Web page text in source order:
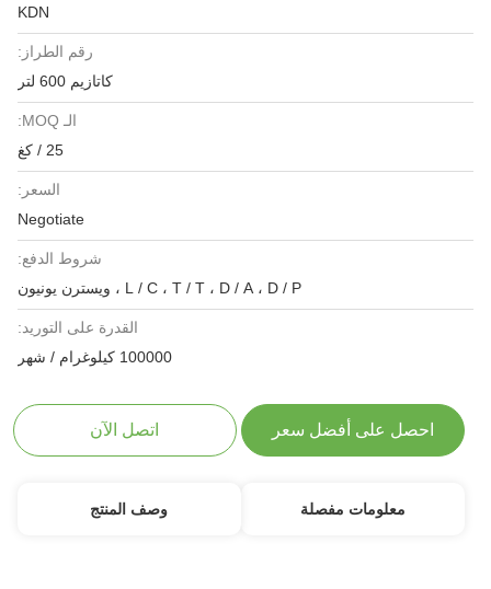
KDN
رقم الطراز:
كاتازيم 600 لتر
الـ MOQ:
25 / كغ
السعر:
Negotiate
شروط الدفع:
L / C ، T / T ، D / A ، D / P ، ويسترن يونيون
القدرة على التوريد:
100000 كيلوغرام / شهر
احصل على أفضل سعر اتصل الآن
معلومات مفصلة وصف المنتج